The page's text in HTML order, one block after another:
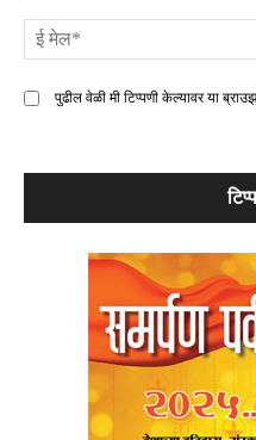
पुढील वेळी मी टिप्पणी केल्यावर या